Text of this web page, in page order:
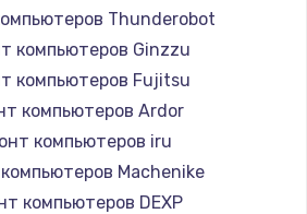
1030 руб.
Заказать
шим-контроллера
3900 руб.
Заказать
Thunderobot
компьютеров Ginzzu
компьютеров Fujitsu
компьютеров Ardor
компьютеров iru
Machenike
компьютеров DEXP